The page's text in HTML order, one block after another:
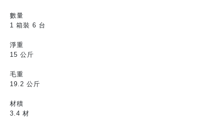
數量
1 箱裝 6 台
淨重
15 公斤
毛重
19.2 公斤
材積
3.4 材